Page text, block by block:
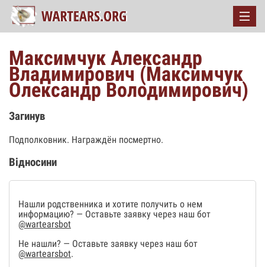
Максимчук Александр
Владимирович (Максимчук
Олександр Володимирович)
Загинув
Подполковник. Награждён посмертно.
Відносини
Нашли родственника и хотите получить о нем
информацию? — Оставьте заявку через наш бот
@wartearsbot
Не нашли? — Оставьте заявку через наш бот
@wartearsbot.